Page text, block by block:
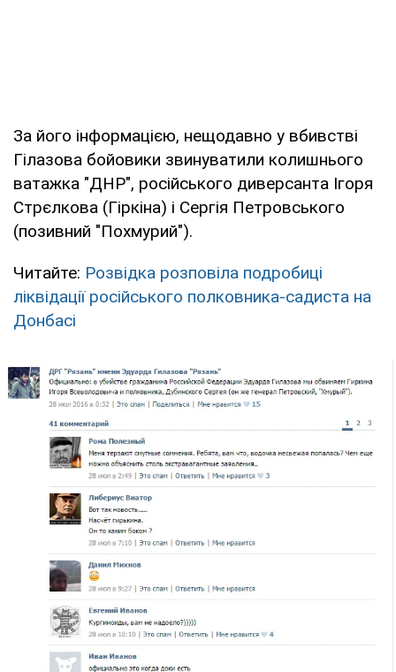
За його інформацією, нещодавно у вбивстві
Гілазова бойовики звинуватили колишнього
ватажка "ДНР", російського диверсанта Ігоря
Стрєлкова (Гіркіна) і Сергія Петровського
(позивний "Похмурий").
Читайте: Розвідка розповіла подробиці
ліквідації російського полковника-садиста на
Донбасі